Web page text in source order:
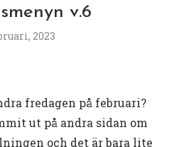
v.6
2023
fredagen på februari?
ut på andra sidan om
och det är bara lite